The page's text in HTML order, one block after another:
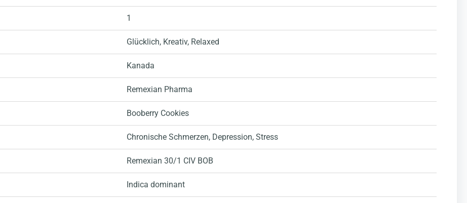
1
Glücklich, Kreativ, Relaxed
Kanada
Remexian Pharma
Booberry Cookies
Chronische Schmerzen, Depression, Stress
Remexian 30/1 CIV BOB
Indica dominant